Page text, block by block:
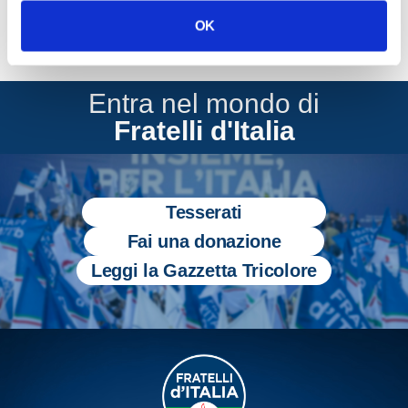
OK
Entra nel mondo di
Fratelli d'Italia
Tesserati
Fai una donazione
Leggi la Gazzetta Tricolore